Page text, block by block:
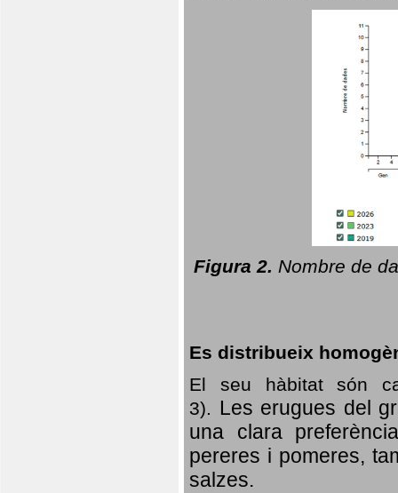
Figura 2. Nombre de
Es distribueix
El seu hàbitat són
3). Les erugues del
una clara
pereres i pomeres,
salzes.